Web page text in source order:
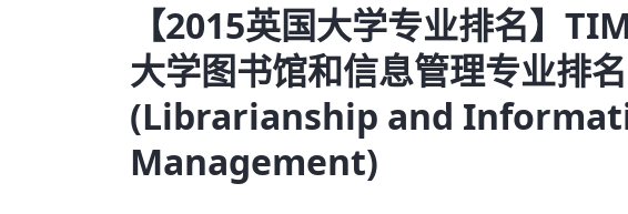
【2015英国大学专业排名】
大学图书馆和信息管理专业排名
(Librarianship and
Management)